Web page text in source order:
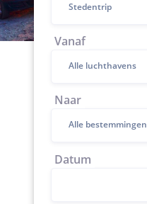
Stedentrip
Vanaf
Naar
Alle bestemmingen
Datum